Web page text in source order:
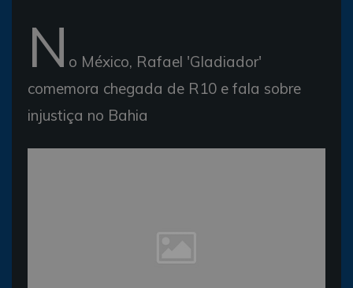
N o México, Rafael 'Gladiador'
comemora chegada de R10 e fala sobre
injustiça no Bahia